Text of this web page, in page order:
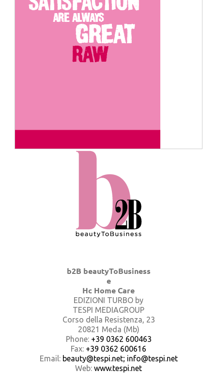
b2B beautyToBusiness
e
Hc Home Care
EDIZIONI TURBO by
TESPI MEDIAGROUP
Corso della Resistenza, 23
20821 Meda (Mb)
Phone: +39 0362 600463
Fax: +39 0362 600616
Email: beauty@tespi.net; info@tespi.net
Web: www.tespi.net